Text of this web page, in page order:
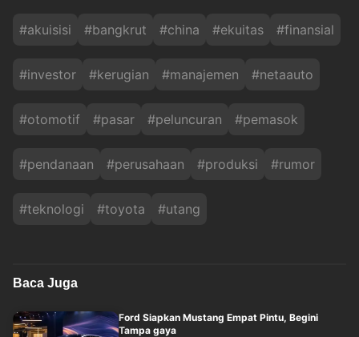
#akuisisi #bangkrut #china #ekuitas #finansial
#investor #kerugian #manajemen #netaauto
#otomotif #pasar #peluncuran #pemasok
#pendanaan #perusahaan #produksi #rumor
#teknologi #toyota #utang
Baca Juga
Ford Siapkan Mustang Empat Pintu, Begini
Tampa gaya